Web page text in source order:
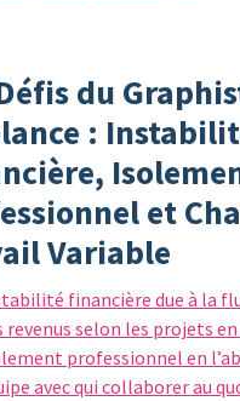
du
:
et
Variable
financière due à la
revenus selon les projets
professionnel en
avec qui collaborer au